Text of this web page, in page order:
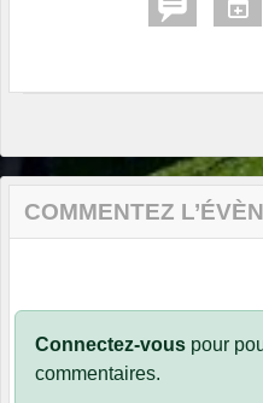
COMMENTEZ
Connectez-vous pour
commentaires.